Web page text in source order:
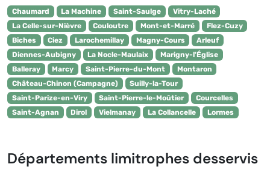
Chaumard La Machine Saint-Saulge
Vitry-Laché
La Celle-sur-Nièvre
Couloutre Mont-et-Marré
Flez-Cuzy
Biches
Ciez Larochemillay Magny-Cours
Arleuf
Diennes-Aubigny
La Nocle-Maulaix
Marigny-l'Église
Balleray
Marcy Saint-Pierre-du-Mont
Montaron
Château-Chinon (Campagne)
Suilly-la-Tour
Saint-Parize-en-Viry
Saint-Pierre-le-Moûtier
Courcelles
Saint-Agnan
Dirol Vielmanay La Collancelle Lormes
Départements limitrophes desservis